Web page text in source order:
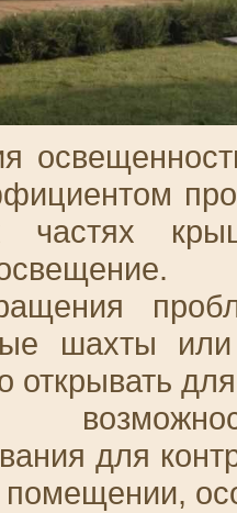
частях
шахты
открывать
для